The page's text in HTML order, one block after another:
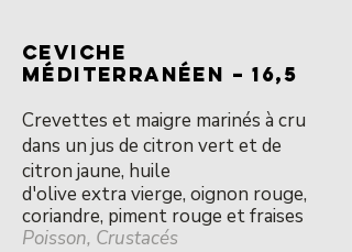
CEVICHE
MÉDITERRANÉEN – 16,5
Crevettes et maigre marinés à cru
dans un jus de citron vert et de
citron jaune, huile
d'olive extra vierge, oignon rouge,
coriandre, piment rouge et fraises
Poisson, Crustacés